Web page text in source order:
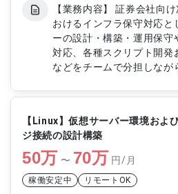
【業務内容】 証券会社向
おけるインフラ保守対応
ーの設計・構築・運用保守
対応、各種スクリプト開発
などをチームで分担しながら実
（AD、SCCM、DHCP、プ
害対応および問い合わせ
チ、VBS、ExcelVBAによ
発・保守 ・サーバーセキュ
・サーバー廃止および保守
業含む） ・Windows7から
応
【Linux】仮想サーバー環境およ
ジ接続の設計構築
50万 〜 70万 円/月
稼働安定中 リモートOK